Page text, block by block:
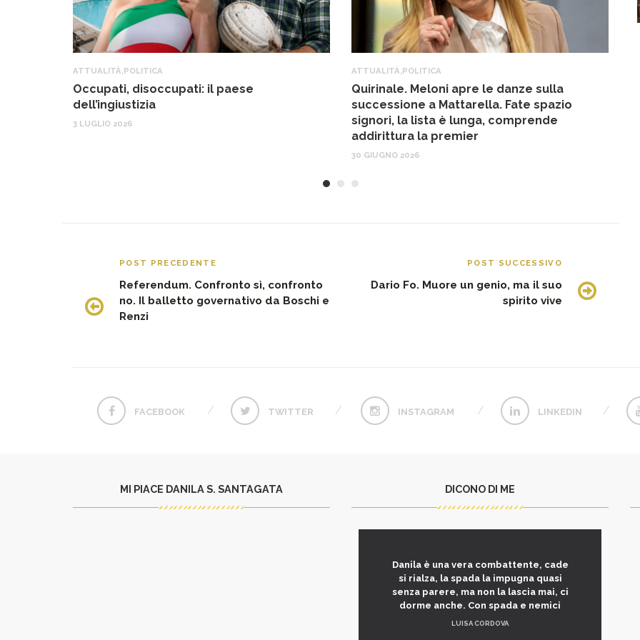
ATTUALITÀ,POLITICA
Occupati, disoccupati: il paese
dell’ingiustizia
3 LUGLIO 2026
ATTUALITÀ,POLITICA
Quirinale. Meloni apre le danze sulla
successione a Mattarella. Fate spazio
signori, la lista è lunga, comprende
addirittura la premier
30 GIUGNO 2026
POST PRECEDENTE
Referendum. Confronto sì, confronto
no. Il balletto governativo da Boschi e
Renzi
POST SUCCESSIVO
Dario Fo. Muore un genio, ma il suo
spirito vive
FACEBOOK TWITTER INSTAGRAM LINKEDIN
MI PIACE DANILA S. SANTAGATA DICONO DI ME
Danila è una vera combattente, cade
si rialza, la spada la impugna quasi
senza parere, ma non la lascia mai, ci
dorme anche. Con spada e nemici
LUISA CORDOVA